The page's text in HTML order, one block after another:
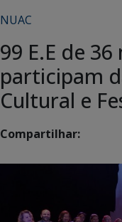
NUAC
99 E.E de
participam
Cultural e
Compartilhar: